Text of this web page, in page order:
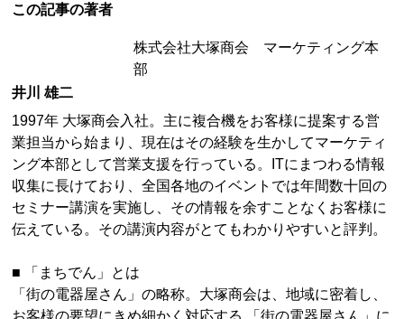
この記事の著者
株式会社大塚商会 マーケティング本
部
井川 雄二
1997年 大塚商会入社。主に複合機をお客様に提案する営
業担当から始まり、現在はその経験を生かしてマーケティ
ング本部として営業支援を行っている。ITにまつわる情報
収集に長けており、全国各地のイベントでは年間数十回の
セミナー講演を実施し、その情報を余すことなくお客様に
伝えている。その講演内容がとてもわかりやすいと評判。
■ 「まちでん」とは
「街の電器屋さん」の略称。大塚商会は、地域に密着し、